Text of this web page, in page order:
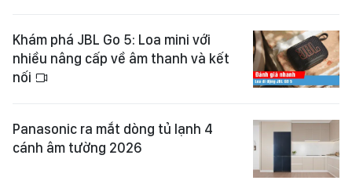
Khám phá JBL Go 5: Loa mini với
nhiều nâng cấp về âm thanh và kết
nối
Panasonic ra mắt dòng tủ lạnh 4
cánh âm tường 2026